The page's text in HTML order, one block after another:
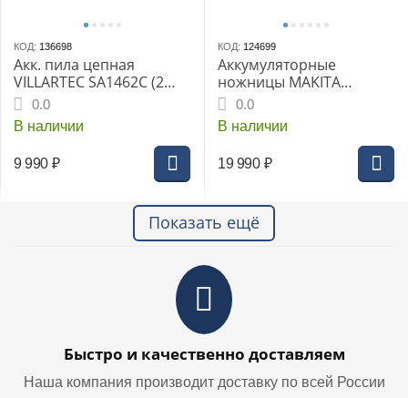
КОД: 136698
Акк. пила цепная
VILLARTEC SA1462C (2
Аккумулятора),
Бесщеточный, Автомат.
маслоподача, Время
автономной работы – 27
минут без нагрузки на 1
0.0
В наличии
9 990 ₽
КОД: 124699
Аккумуляторные
ножницы MAKITA
DUM604SYX, для травы,
LXT 18 В, нож для травы
16 см, нож для кустар. 20
см, BL1815N, DC18SD
0.0
В наличии
19 990 ₽
Показать ещё
Быстро и качественно доставляем
Наша компания производит доставку по всей России